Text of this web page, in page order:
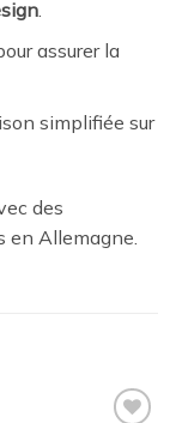
.
assurer la
simplifiée sur
des
en Allemagne.